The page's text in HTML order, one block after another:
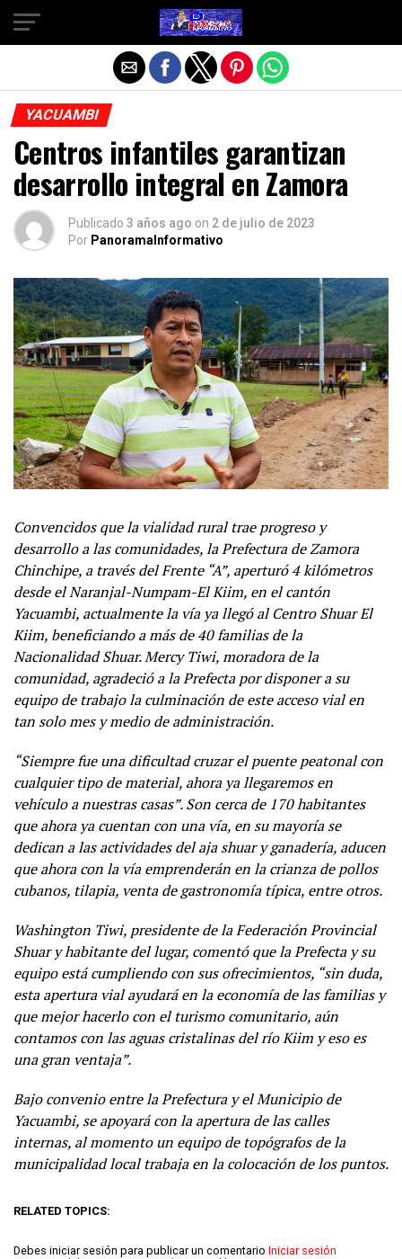
YACUAMBI
Centros infantiles garantizan
desarrollo integral en Zamora
Publicado 3 años ago on 2 de julio de 2023
Por PanoramaInformativo
Convencidos que la vialidad rural trae progreso y
desarrollo a las comunidades, la Prefectura de Zamora
Chinchipe, a través del Frente “A”, aperturó 4 kilómetros
desde el Naranjal-Numpam-El Kiim, en el cantón
Yacuambi, actualmente la vía ya llegó al Centro Shuar El
Kiim, beneficiando a más de 40 familias de la
Nacionalidad Shuar. Mercy Tiwi, moradora de la
comunidad, agradeció a la Prefecta por disponer a su
equipo de trabajo la culminación de este acceso vial en
tan solo mes y medio de administración.
“Siempre fue una dificultad cruzar el puente peatonal con
cualquier tipo de material, ahora ya llegaremos en
vehículo a nuestras casas”. Son cerca de 170 habitantes
que ahora ya cuentan con una vía, en su mayoría se
dedican a las actividades del aja shuar y ganadería, aducen
que ahora con la vía emprenderán en la crianza de pollos
cubanos, tilapia, venta de gastronomía típica, entre otros.
Washington Tiwi, presidente de la Federación Provincial
Shuar y habitante del lugar, comentó que la Prefecta y su
equipo está cumpliendo con sus ofrecimientos, “sin duda,
esta apertura vial ayudará en la economía de las familias y
que mejor hacerlo con el turismo comunitario, aún
contamos con las aguas cristalinas del río Kiim y eso es
una gran ventaja”.
Bajo convenio entre la Prefectura y el Municipio de
Yacuambi, se apoyará con la apertura de las calles
internas, al momento un equipo de topógrafos de la
municipalidad local trabaja en la colocación de los puntos.
RELATED TOPICS:
Debes iniciar sesión para publicar un comentario Iniciar sesión
Salir de la versión móvil